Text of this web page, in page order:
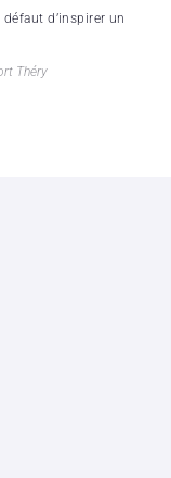
d’inspirer un
Théry